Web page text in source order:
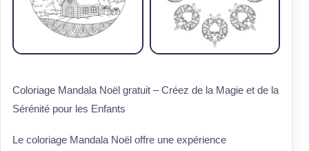
Coloriage Mandala Noël gratuit – Créez de la Magie et de la
Sérénité pour les Enfants
Le coloriage Mandala Noël offre une expérience